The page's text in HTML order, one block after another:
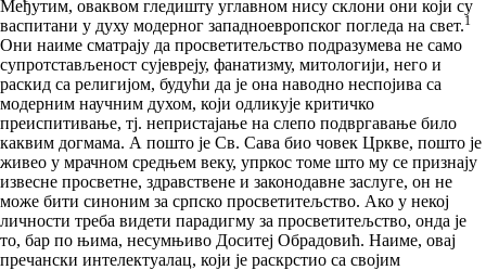
Међутим, оваквом гледишту углавном нису склони они који су
васпитани у духу модерног западноевропског погледа на свет.1
Они наиме сматрају да просветитељство подразумева не само
супротстављеност сујевреју, фанатизму, митологији, него и
раскид са религијом, будући да је она наводно неспојива са
модерним научним духом, који одликује критичко
преиспитивање, тј. непристајање на слепо подвргавање било
каквим догмама. А пошто је Св. Сава био човек Цркве, пошто је
живео у мрачном средњем веку, упркос томе што му се признају
извесне просветне, здравствене и законодавне заслуге, он не
може бити синоним за српско просветитељство. Ако у некој
личности треба видети парадигму за просветитељство, онда је
то, бар по њима, несумњиво Доситеј Обрадовић. Наиме, овај
пречански интелектуалац, који је раскрстио са својим